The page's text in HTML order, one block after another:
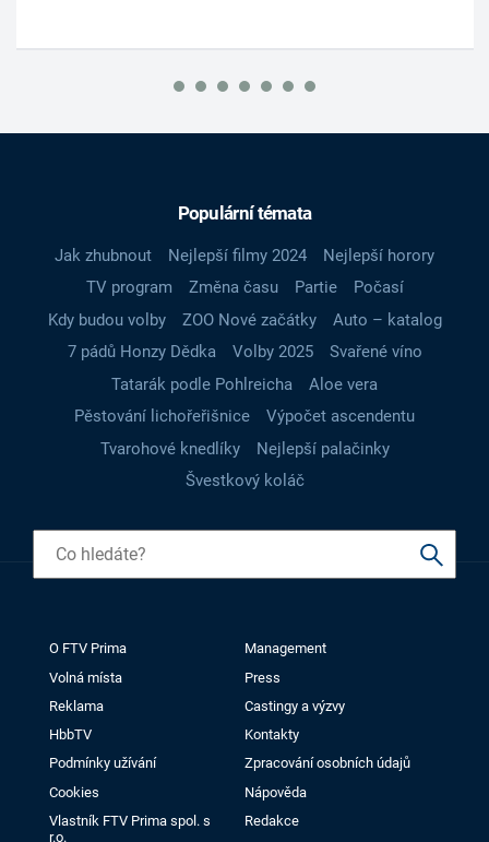
Populární témata
Jak zhubnout Nejlepší filmy 2024
Nejlepší horory
TV program
Změna času Partie
Počasí
Kdy budou volby
ZOO Nové začátky
Auto – katalog
7 pádů Honzy Dědka
Volby 2025
Svařené víno
Tatarák podle Pohlreicha
Aloe vera
Pěstování lichořeřišnice
Výpočet ascendentu
Tvarohové knedlíky
Nejlepší palačinky
Švestkový koláč
O FTV Prima
Management
Volná místa
Press
Reklama
Castingy a výzvy
HbbTV
Kontakty
Podmínky užívání
Zpracování osobních údajů
Cookies
Nápověda
Vlastník FTV Prima spol. s
r.o.
Redakce